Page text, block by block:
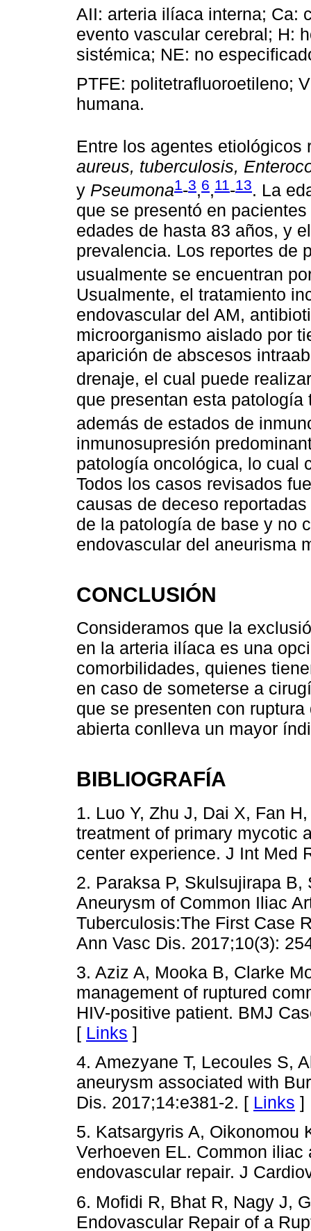
AII: arteria ilíaca interna; Ca:
evento vascular cerebral; H:
sistémica; NE: no
PTFE: politetrafluoroetileno;
humana.
Entre los agentes
aureus, tuberculosis,
y Pseumona1-3,6,11-13. La
que se presentó en
edades de hasta 83 años, y
prevalencia. Los reportes de
usualmente se encuentran
Usualmente, el tratamiento
endovascular del AM,
microorganismo aislado por
aparición de abscesos
drenaje, el cual puede
que presentan esta
además de estados de
inmunosupresión
patología oncológica, lo cual
Todos los casos revisados
causas de deceso
de la patología de base y no
endovascular del aneurisma
CONCLUSIÓN
Consideramos que la
en la arteria ilíaca es una
comorbilidades, quienes
en caso de someterse a
que se presenten con
abierta conlleva un mayor
BIBLIOGRAFÍA
1. Luo Y, Zhu J, Dai X, Fan
treatment of primary mycotic
center experience. J Int Med
2. Paraksa P, Skulsujirapa
Aneurysm of Common Iliac
Tuberculosis:The First Case
Ann Vasc Dis. 2017;10(3):
3. Aziz A, Mooka B, Clarke
management of ruptured
HIV-positive patient. BMJ
[ Links ]
4. Amezyane T, Lecoules S,
aneurysm associated with
Dis. 2017;14:e381-2. [ Links ]
5. Katsargyris A, Oikonomou
Verhoeven EL. Common
endovascular repair. J
6. Mofidi R, Bhat R, Nagy J,
Endovascular Repair of a